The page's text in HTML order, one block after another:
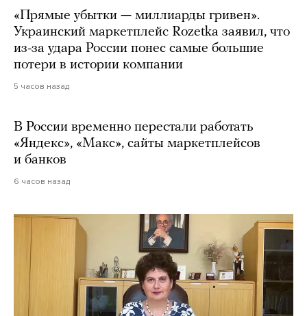
«Прямые убытки — миллиарды гривен».
Украинский маркетплейс Rozetka заявил, что
из-за удара России понес самые большие
потери в истории компании
5 часов назад
В России временно перестали работать
«Яндекс», «Макс», сайты маркетплейсов
и банков
6 часов назад